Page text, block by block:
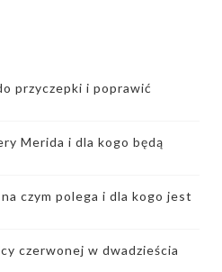
przyczepki i poprawić
Merida i dla kogo będą
czym polega i dla kogo jest
czerwonej w dwadzieścia